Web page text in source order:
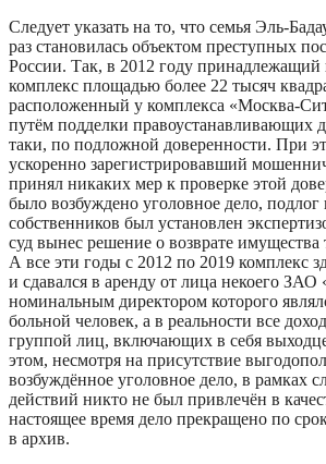
Следует указать на то, что семья Эль-
раз становилась объектом преступных
России. Так, в 2012 году
комплекс площадью более 22 тысяч
расположенный у комплекса «Москва-
путём подделки правоустанавливающих
таки, по подложной доверенности. При
ускоренно зарегистрировавший
принял никаких мер к проверке этой
было возбуждено уголовное дело, подлог
собственников был установлен
суд вынес решение о возврате имущества
А все эти годы с 2012 по 2019 комплекс
и сдавался в аренду от лица некоего ЗАО
номинальным директором которого
больной человек, а в реальности все
группой лиц, включающих в себя
этом, несмотря на присутствие
возбуждённое уголовное дело, в рамках
действий никто не был привлечён в
настоящее время дело прекращено по
в архив.